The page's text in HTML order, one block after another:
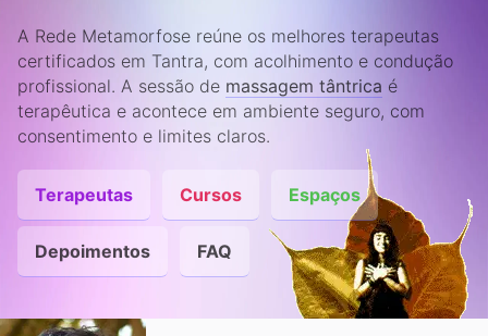
A Rede Metamorfose reúne os melhores terapeutas
certificados em Tantra, com acolhimento e condução
profissional. A sessão de massagem tântrica é
terapêutica e acontece em ambiente seguro, com
consentimento e limites claros.
Terapeutas Cursos Espaços
Depoimentos FAQ